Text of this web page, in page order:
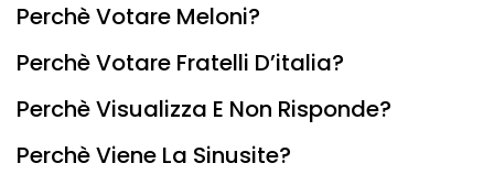
Perchè Votare Meloni?
Perchè Votare Fratelli D’italia?
Perchè Visualizza E Non Risponde?
Perchè Viene La Sinusite?